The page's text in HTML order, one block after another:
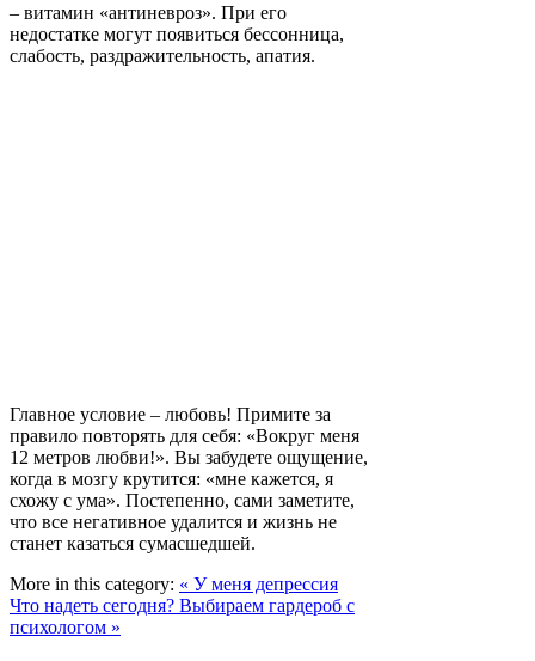
– витамин «антиневроз». При его
недостатке могут появиться бессонница,
слабость, раздражительность, апатия.
Главное условие – любовь! Примите за
правило повторять для себя: «Вокруг меня
12 метров любви!». Вы забудете ощущение,
когда в мозгу крутится: «мне кажется, я
схожу с ума». Постепенно, сами заметите,
что все негативное удалится и жизнь не
станет казаться сумасшедшей.
More in this category: « У меня депрессия
Что надеть сегодня? Выбираем гардероб с
психологом »